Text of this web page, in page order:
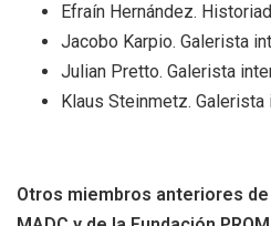
Efraín Hernández.
Jacobo Karpio. Galerista
Julian Pretto. Galerista
Klaus Steinmetz. Galerista
Otros miembros anteriores